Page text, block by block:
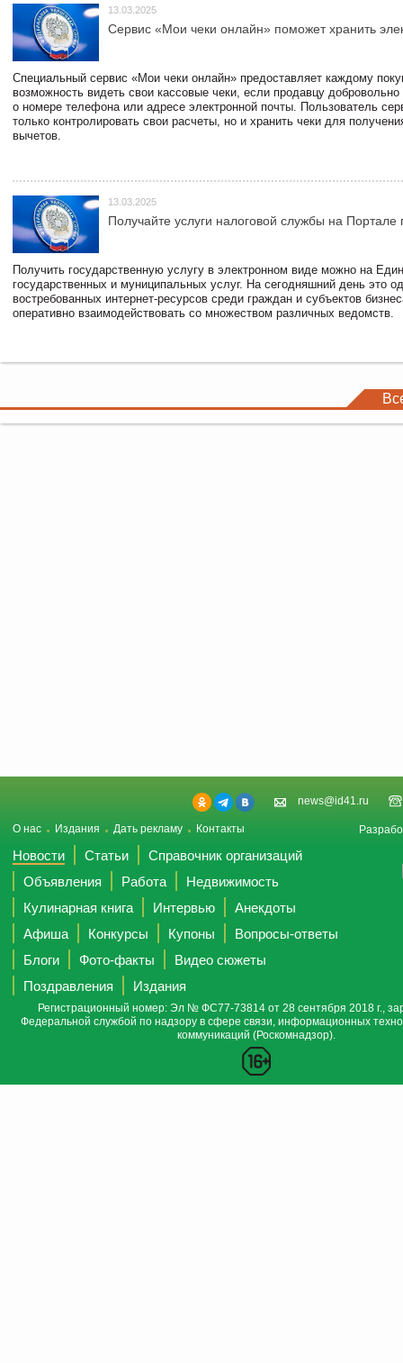
13.03.2025
Сервис «Мои чеки онлайн» поможет хранить
Специальный сервис «Мои чеки онлайн» предоставляет каждому
возможность видеть свои кассовые чеки, если продавцу
о номере телефона или адресе электронной почты. Пользователь
только контролировать свои расчеты, но и хранить чеки для
вычетов.
13.03.2025
Получайте услуги налоговой службы на Портале
Получить государственную услугу в электронном виде можно на
государственных и муниципальных услуг. На сегодняшний день это
востребованных интернет-ресурсов среди граждан и субъектов
оперативно взаимодействовать со множеством различных ведомств.
news@id41.ru
О нас Издания Дать рекламу Контакты
Новости Статьи
Справочник организаций
Объявления
Работа
Недвижимость
Кулинарная книга
Интервью
Анекдоты
Афиша
Конкурсы Купоны
Вопросы-ответы
Блоги
Фото-факты
Видео сюжеты
Поздравления
Издания
Регистрационный номер: Эл № ФС77-73814 от 28 сентября 2018 г.,
Федеральной службой по надзору в сфере связи, информационных
коммуникаций (Роскомнадзор).